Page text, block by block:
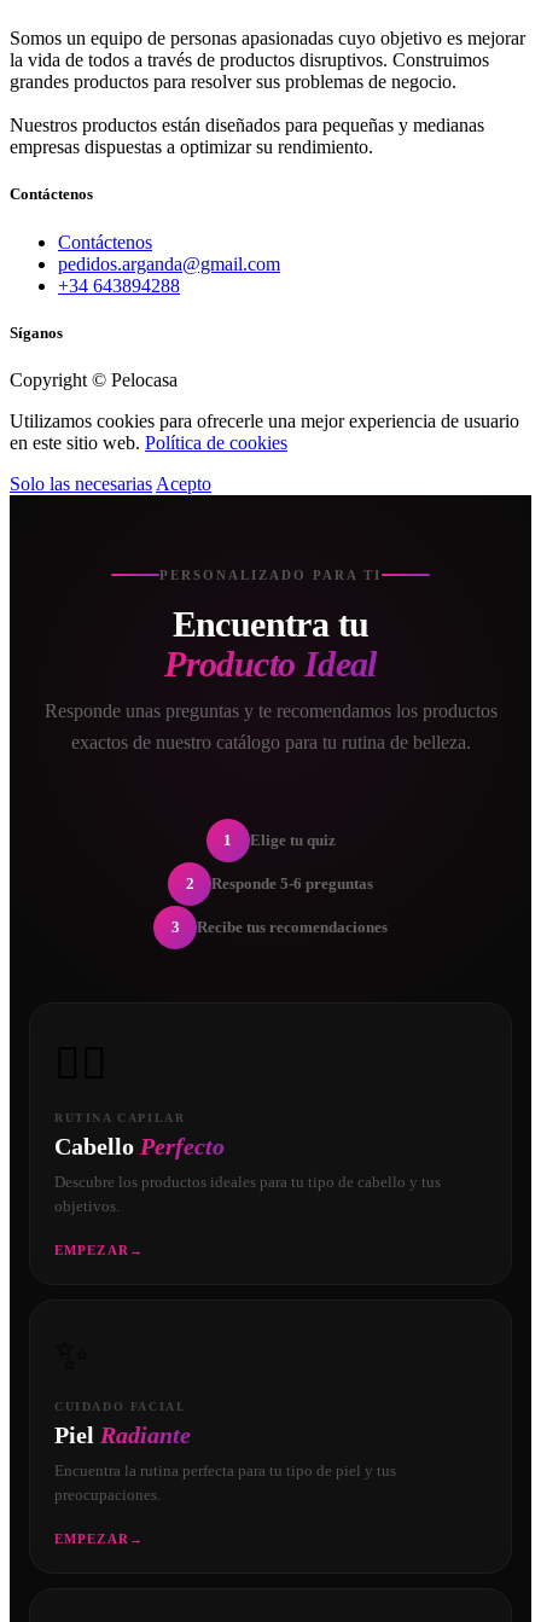
Somos un equipo de personas apasionadas cuyo objetivo es mejorar
la vida de todos a través de productos disruptivos. Construimos
grandes productos para resolver sus problemas de negocio.
Nuestros productos están diseñados para pequeñas y medianas
empresas dispuestas a optimizar su rendimiento.
Contáctenos
Contáctenos
pedidos.arganda@gmail.com
+34 643894288
Síganos
Copyright © Pelocasa
Utilizamos cookies para ofrecerle una mejor experiencia de usuario
en este sitio web. Política de cookies
Solo las necesarias Acepto
PERSONALIZADO PARA TI
Encuentra tu
Producto Ideal
Responde unas preguntas y te recomendamos los productos
exactos de nuestro catálogo para tu rutina de belleza.
1 Elige tu quiz
2 Responde 5-6 preguntas
3 Recibe tus recomendaciones
RUTINA CAPILAR
Cabello Perfecto
Descubre los productos ideales para tu tipo de cabello y tus
objetivos.
EMPEZAR →
CUIDADO FACIAL
Piel Radiante
Encuentra la rutina perfecta para tu tipo de piel y tus
preocupaciones.
EMPEZAR →